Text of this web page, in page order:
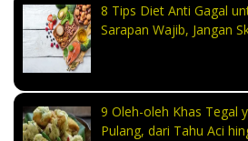
8 Tips Diet Anti Gagal
Sarapan Wajib, Jangan
9 Oleh-oleh Khas Tegal
Pulang, dari Tahu Aci